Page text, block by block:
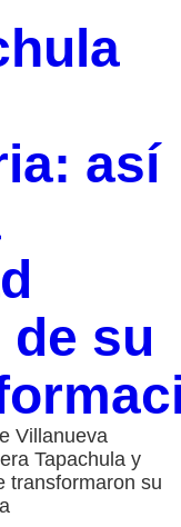
así
de su
Villanueva
Tapachula y
transformaron su